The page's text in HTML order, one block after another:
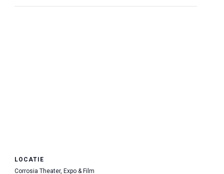
LOCATIE
Corrosia Theater, Expo & Film